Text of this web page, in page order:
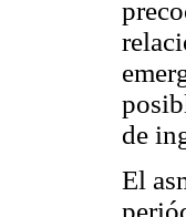
de
El